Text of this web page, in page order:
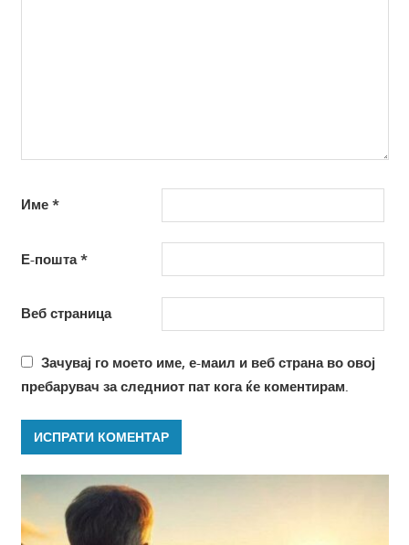
Име *
Е-пошта*
Веб страница
Зачувај го моето име, е-маил и веб страна во овој
пребарувач за следниот пат кога ќе коментирам.